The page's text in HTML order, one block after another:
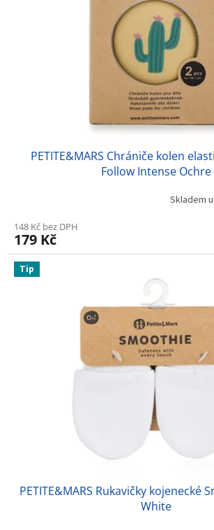
PETITE&MARS Chrániče kolen
Follow Intense Ochre
Skladem
148 Kč bez DPH
179 Kč
Tip
PETITE&MARS Rukavičky kojenecké
White